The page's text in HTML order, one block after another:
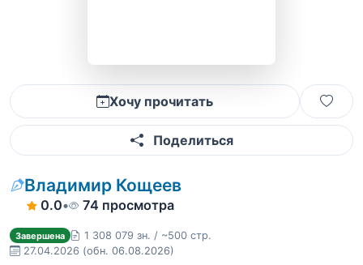
Хочу прочитать
Поделиться
Владимир Кощеев
0.0• 74 просмотра
Завершена
1 308 079 зн. / ~500 стр.
27.04.2026 (обн. 06.08.2026)